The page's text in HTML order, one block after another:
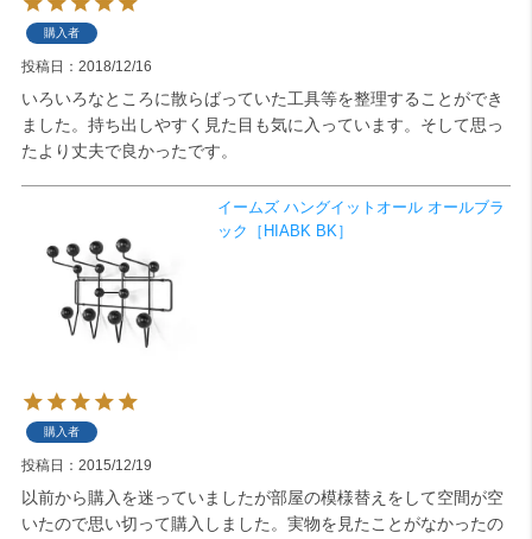
購入者
投稿日 2018/12/16
いろいろなところに散らばっていた工具等を整理することができ
ました。持ち出しやすく見た目も気に入っています。そして思っ
たより丈夫で良かったです。
イームズ ハングイットオール オールブラ
ック［HIABK BK］
購入者
投稿日 2015/12/19
以前から購入を迷っていましたが部屋の模様替えをして空間が空
いたので思い切って購入しました。実物を見たことがなかったの